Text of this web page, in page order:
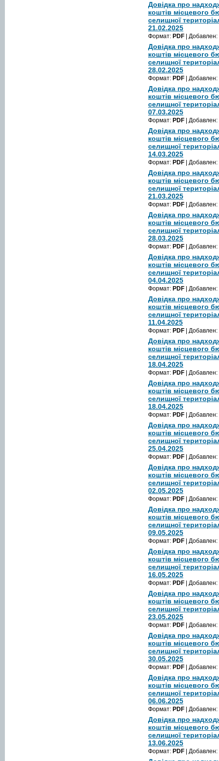
Довідка про
коштів місцевого
селищної
21.02.2025
Формат: PDF | Добавлен:
Довідка про
коштів місцевого
селищної
28.02.2025
Формат: PDF | Добавлен:
Довідка про
коштів місцевого
селищної
07.03.2025
Формат: PDF | Добавлен:
Довідка про
коштів місцевого
селищної
14.03.2025
Формат: PDF | Добавлен:
Довідка про
коштів місцевого
селищної
21.03.2025
Формат: PDF | Добавлен:
Довідка про
коштів місцевого
селищної
28.03.2025
Формат: PDF | Добавлен:
Довідка про
коштів місцевого
селищної
04.04.2025
Формат: PDF | Добавлен:
Довідка про
коштів місцевого
селищної
11.04.2025
Формат: PDF | Добавлен:
Довідка про
коштів місцевого
селищної
18.04.2025
Формат: PDF | Добавлен:
Довідка про
коштів місцевого
селищної
18.04.2025
Формат: PDF | Добавлен:
Довідка про
коштів місцевого
селищної
25.04.2025
Формат: PDF | Добавлен:
Довідка про
коштів місцевого
селищної
02.05.2025
Формат: PDF | Добавлен:
Довідка про
коштів місцевого
селищної
09.05.2025
Формат: PDF | Добавлен:
Довідка про
коштів місцевого
селищної
16.05.2025
Формат: PDF | Добавлен:
Довідка про
коштів місцевого
селищної
23.05.2025
Формат: PDF | Добавлен:
Довідка про
коштів місцевого
селищної
30.05.2025
Формат: PDF | Добавлен:
Довідка про
коштів місцевого
селищної
06.06.2025
Формат: PDF | Добавлен:
Довідка про
коштів місцевого
селищної
13.06.2025
Формат: PDF | Добавлен: